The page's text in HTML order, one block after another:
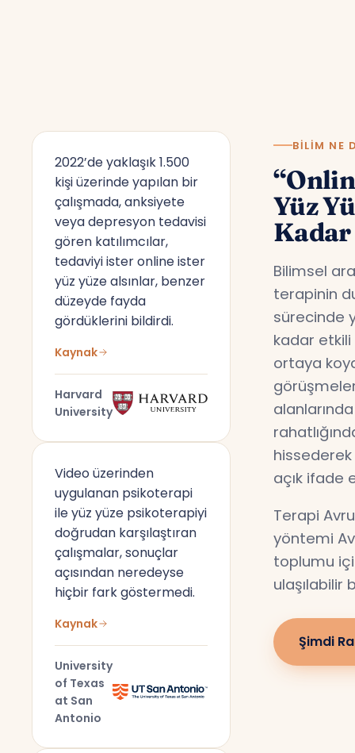
2022’de yaklaşık 1.500
kişi üzerinde yapılan bir
çalışmada, anksiyete
veya depresyon tedavisi
gören katılımcılar,
tedaviyi ister online ister
yüz yüze alsınlar, benzer
düzeyde fayda
gördüklerini bildirdi.
Kaynak
Harvard
University
Video üzerinden
uygulanan psikoterapi
ile yüz yüze psikoterapiyi
doğrudan karşılaştıran
çalışmalar, sonuçlar
açısından neredeyse
hiçbir fark göstermedi.
Kaynak
University
of Texas
at San
Antonio
BILIM NE
Yüz
Bilimsel
terapinin
sürecinde
kadar
ortaya
açık ifade
Terapi
yöntemi
toplumu
ulaşılabilir
Şimdi